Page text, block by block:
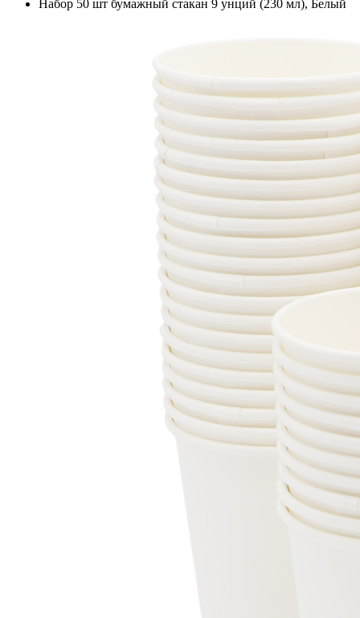
Набор 50 шт бумажный стакан 9 унций (230 мл), Белый